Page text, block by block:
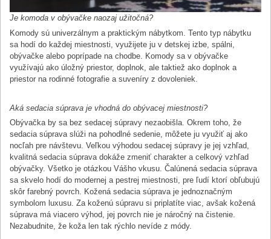
Je komoda v obývačke naozaj užitočná?
Komody sú univerzálnym a praktickým nábytkom. Tento typ nábytku
sa hodí do každej miestnosti, využijete ju v detskej izbe, spálni,
obývačke alebo poprípade na chodbe. Komody sa v obývačke
využívajú ako úložný priestor, doplnok, ale taktiež ako doplnok a
priestor na rodinné fotografie a suveníry z dovoleniek.
Aká sedacia súprava je vhodná do obývacej miestnosti?
Obývačka by sa bez sedacej súpravy nezaobišla. Okrem toho, že
sedacia súprava slúži na pohodlné sedenie, môžete ju využiť aj ako
nocľah pre návštevu. Veľkou výhodou sedacej súpravy je jej vzhľad,
kvalitná sedacia súprava dokáže zmeniť charakter a celkový vzhľad
obývačky. Všetko je otázkou Vášho vkusu. Čalúnená sedacia súprava
sa skvelo hodí do modernej a pestrej miestnosti, pre ľudí ktorí obľubujú
skôr farebný povrch. Kožená sedacia súprava je jednoznačným
symbolom luxusu. Za koženú súpravu si priplatíte viac, avšak kožená
súprava má viacero výhod, jej povrch nie je náročný na čistenie.
Nezabudnite, že koža len tak rýchlo nevíde z módy.